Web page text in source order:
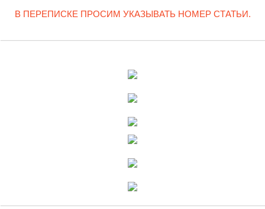
В ПЕРЕПИСКЕ ПРОСИМ УКАЗЫВАТЬ НОМЕР СТАТЬИ.